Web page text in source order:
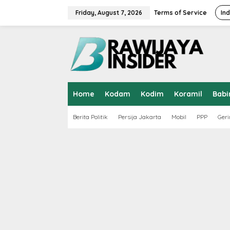
Friday, August 7, 2026 Terms of Service
Home Kodam Kodim Koramil
Berita Politik Persija Jakarta Mobil PPP